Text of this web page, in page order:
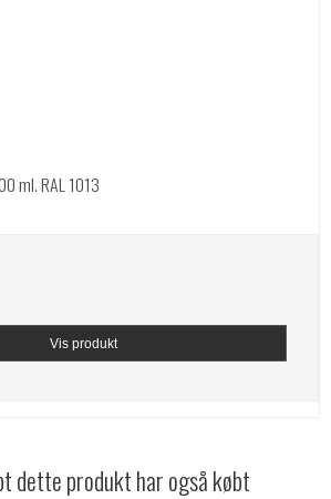
ml. RAL 1013
Vis produkt
dette produkt har også købt